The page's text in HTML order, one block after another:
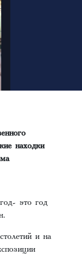
находки
это год
и на